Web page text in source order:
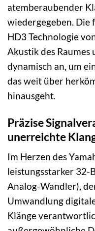
atemberaubender
wiedergegeben. Die
HD3 Technologie
Akustik des Raumes
dynamisch an, um
das weit über
hinausgeht.
Präzise
unerreichte
Im Herzen des
leistungsstarker 32-
Analog-Wandler),
Umwandlung
Klänge